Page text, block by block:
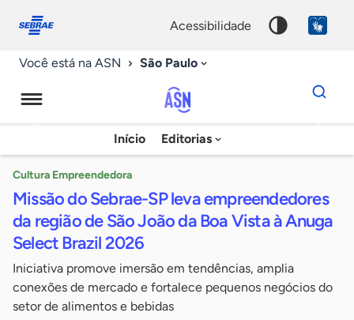
conosco
acessibilidade
Você está na ASN São Paulo
Agência
Sebrae
Notícias
Início Editorias
Dados
para
chave
Cultura Empreendedora
Missão do Sebrae-SP leva empreendedores
da região de São João da Boa Vista à Anuga
Select Brazil 2026
Iniciativa promove imersão em tendências, amplia
conexões de mercado e fortalece pequenos negócios do
setor de alimentos e bebidas